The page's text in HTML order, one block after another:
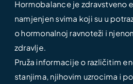
Hormobalance je zdravstveno
namjenjen svima koji su u
o hormonalnoj ravnoteži i
zdravlje.
Pruža informacije o različitim
stanjima, njihovim uzrocima i